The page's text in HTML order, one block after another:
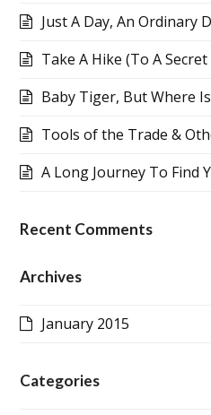
Just A Day, An Ordinary
Take A Hike (To A
Baby Tiger, But Where
Tools of the Trade &
A Long Journey To Find
Recent Comments
Archives
January 2015
Categories